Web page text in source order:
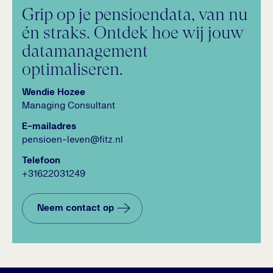
Grip op je pensioendata, van nu
én straks. Ontdek hoe wij jouw
datamanagement
optimaliseren.
Wendie Hozee
Managing Consultant
E-mailadres
pensioen-leven@fitz.nl
Telefoon
+31622031249
Neem contact op